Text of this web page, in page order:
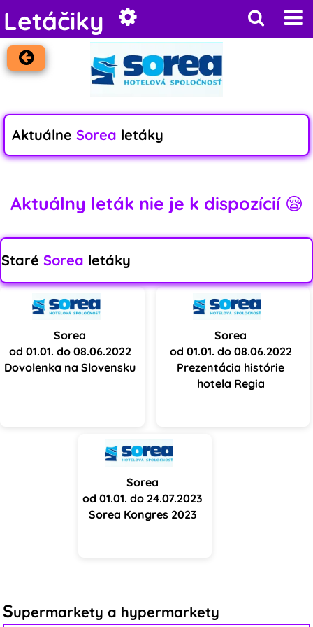
Letáčiky
Aktuálne Sorea letáky
Aktuálny leták nie je k dispozícií 😪
Staré Sorea letáky
Sorea
od 01.01. do 08.06.2022
Dovolenka na Slovensku
Sorea
od 01.01. do 08.06.2022
Prezentácia histórie
hotela Regia
Sorea
od 01.01. do 24.07.2023
Sorea Kongres 2023
Supermarkety a hypermarkety